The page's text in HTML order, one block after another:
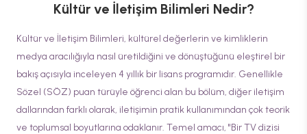
Kültür ve İletişim Bilimleri Nedir?
Kültür ve İletişim Bilimleri, kültürel değerlerin ve kimliklerin
medya aracılığıyla nasıl üretildiğini ve dönüştüğünü eleştirel bir
bakış açısıyla inceleyen 4 yıllık bir lisans programıdır. Genellikle
Sözel (SÖZ) puan türüyle öğrenci alan bu bölüm, diğer iletişim
dallarından farklı olarak, iletişimin pratik kullanımından çok teorik
ve toplumsal boyutlarına odaklanır. Temel amacı, "Bir TV dizisi